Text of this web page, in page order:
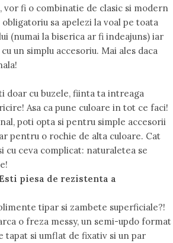
vor fi o combinatie de clasic si modern
sa apelezi la voal pe toata
(numai la biserica ar fi indeajuns) iar
un simplu accesoriu. Mai ales daca
doar cu buzele, fiinta ta intreaga
Asa ca pune culoare in tot ce faci!
poti opta si pentru simple accesorii
pentru o rochie de alta culoare. Cat
cu ceva complicat: naturaletea se
piesa de rezistenta a
tipar si zambete superficiale?!
o freza messy, un semi-updo format
si umflat de fixativ si un par